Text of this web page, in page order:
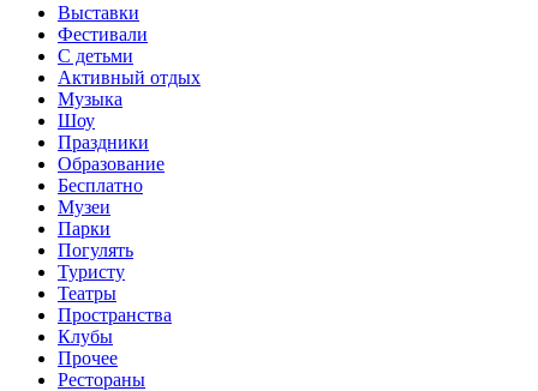
Выставки
Фестивали
С детьми
Активный отдых
Музыка
Шоу
Праздники
Образование
Бесплатно
Музеи
Парки
Погулять
Туристу
Театры
Пространства
Клубы
Прочее
Рестораны